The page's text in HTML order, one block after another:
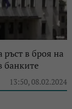
в броя на
банките
13:50, 08.02.2024